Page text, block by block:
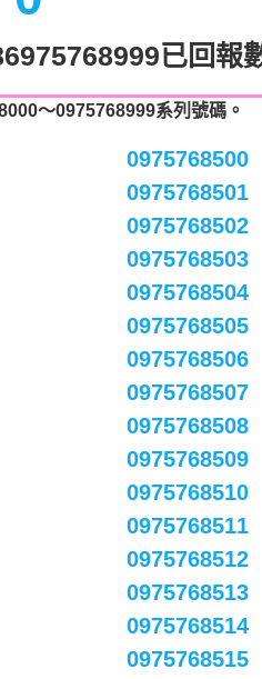
已回報
～0975768999系列號碼。
0975768500
0975768501
0975768502
0975768503
0975768504
0975768505
0975768506
0975768507
0975768508
0975768509
0975768510
0975768511
0975768512
0975768513
0975768514
0975768515